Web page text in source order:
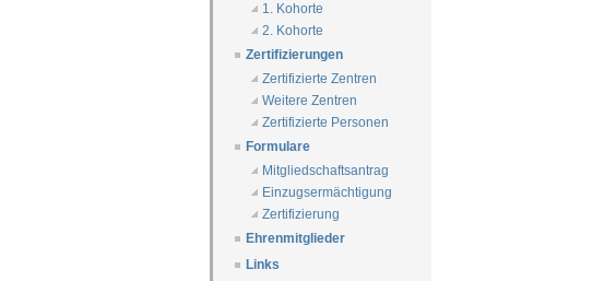
1. Kohorte
2. Kohorte
Zertifizierungen
Zertifizierte Zentren
Weitere Zentren
Zertifizierte Personen
Formulare
Mitgliedschaftsantrag
Einzugsermächtigung
Zertifizierung
Ehrenmitglieder
Links